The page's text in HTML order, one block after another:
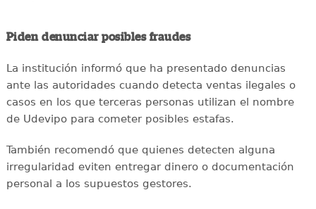
Piden denunciar posibles fraudes
La institución informó que ha presentado denuncias
ante las autoridades cuando detecta ventas ilegales o
casos en los que terceras personas utilizan el nombre
de Udevipo para cometer posibles estafas.
También recomendó que quienes detecten alguna
irregularidad eviten entregar dinero o documentación
personal a los supuestos gestores.